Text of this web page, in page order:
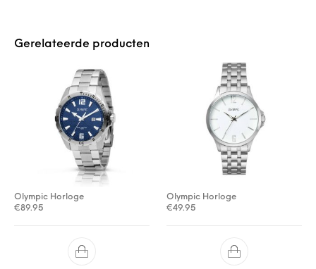
Gerelateerde producten
Olympic Horloge
€89.95
Olympic Horloge
€49.95